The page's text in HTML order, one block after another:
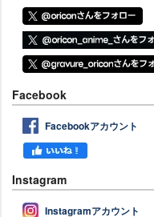
Facebook
Facebookアカウント
Instagram
Instagramアカウント